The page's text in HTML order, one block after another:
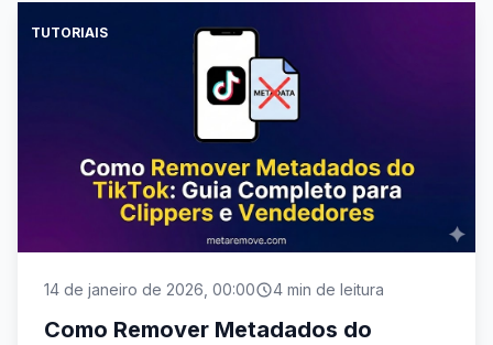
TUTORIAIS
14 de janeiro de 2026, 00:00 4 min de leitura
Como Remover Metadados do